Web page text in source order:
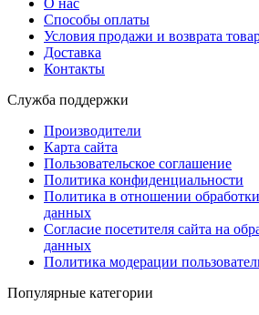
О нас
Способы оплаты
Условия продажи и возврата
Доставка
Контакты
Служба поддержки
Производители
Карта сайта
Пользовательское соглашение
Политика конфиденциальности
Политика в отношении
данных
Согласие посетителя сайта на
данных
Политика модерации
Популярные категории